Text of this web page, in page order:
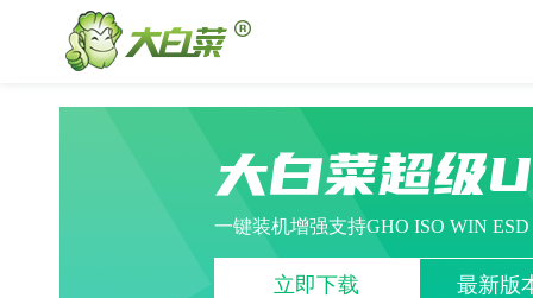
大白菜超级
一键装机增强支持GHO ISO WIN
立即下载 最新版